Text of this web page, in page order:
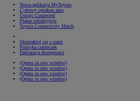
Nowa aplikacja MyToyota
Cyfrowy opiekun auta
Usługi Connected
Płatne subskrypcje
Toyota Connectivity Match
Skontaktuj się z nami
Polityka ciasteczek
Deklaracja dostępności
(Opens in new window)
(Opens in new window)
(Opens in new window)
(Opens in new window)